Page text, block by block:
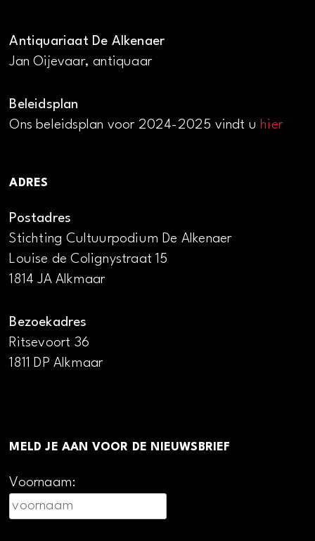
Antiquariaat De Alkenaer
Jan Oijevaar, antiquaar
Beleidsplan
Ons beleidsplan voor 2024-2025 vindt u hier
ADRES
Postadres
Stichting Cultuurpodium De Alkenaer
Louise de Colignystraat 15
1814 JA Alkmaar
Bezoekadres
Ritsevoort 36
1811 DP Alkmaar
MELD JE AAN VOOR DE NIEUWSBRIEF
Voornaam: